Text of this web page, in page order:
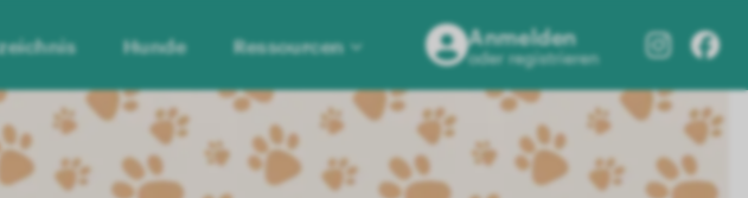
Hunde Ressourcen Anmelden
oder registrieren